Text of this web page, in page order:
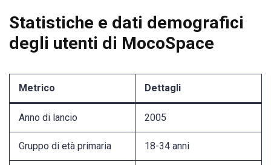
Statistiche e dati demografici
degli utenti di MocoSpace
Metrico Dettagli
Anno di lancio 2005
Gruppo di età primaria 18-34 anni